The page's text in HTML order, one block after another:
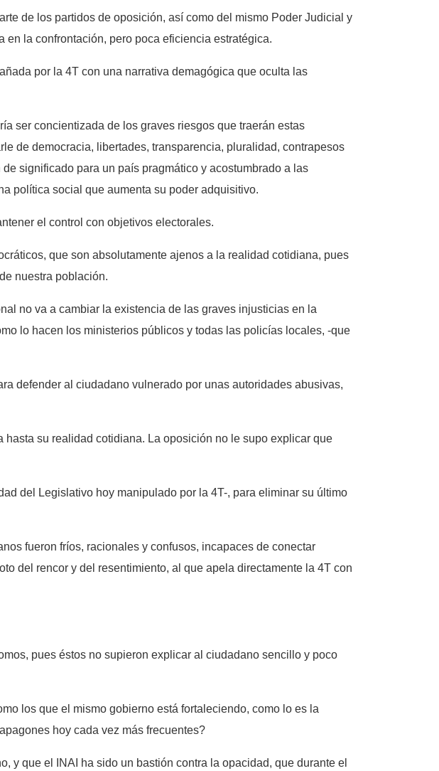
de los partidos de oposición, así como del mismo Poder Judicial y
la confrontación, pero poca eficiencia estratégica.
por la 4T con una narrativa demagógica que oculta las
ser concientizada de los graves riesgos que traerán estas
de democracia, libertades, transparencia, pluralidad, contrapesos
significado para un país pragmático y acostumbrado a las
política social que aumenta su poder adquisitivo.
el control con objetivos electorales.
que son absolutamente ajenos a la realidad cotidiana, pues
nuestra población.
no va a cambiar la existencia de las graves injusticias en la
lo hacen los ministerios públicos y todas las policías locales, -que
defender al ciudadano vulnerado por unas autoridades abusivas,
su realidad cotidiana. La oposición no le supo explicar que
del Legislativo hoy manipulado por la 4T-, para eliminar su último
fueron fríos, racionales y confusos, incapaces de conectar
del rencor y del resentimiento, al que apela directamente la 4T con
pues éstos no supieron explicar al ciudadano sencillo y poco
los que el mismo gobierno está fortaleciendo, como lo es la
hoy cada vez más frecuentes?
y que el INAI ha sido un bastión contra la opacidad, que durante el